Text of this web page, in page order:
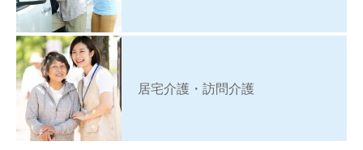
居宅介護・訪問介護